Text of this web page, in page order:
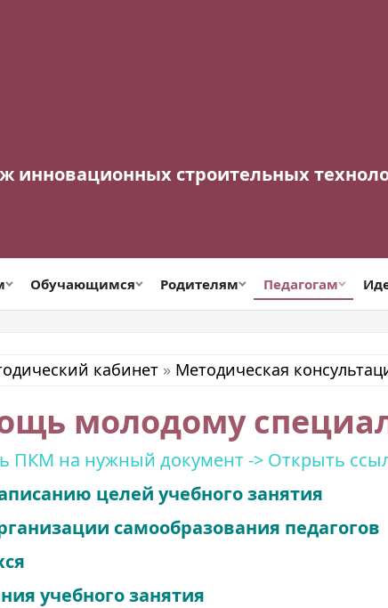
инновационных строительных
Обучающимся Родителям Педагогам
кабинет » Методическая
молодому
ПКМ на нужный документ -> Открыть
целей учебного занятия
самообразования педагогов
учебного занятия